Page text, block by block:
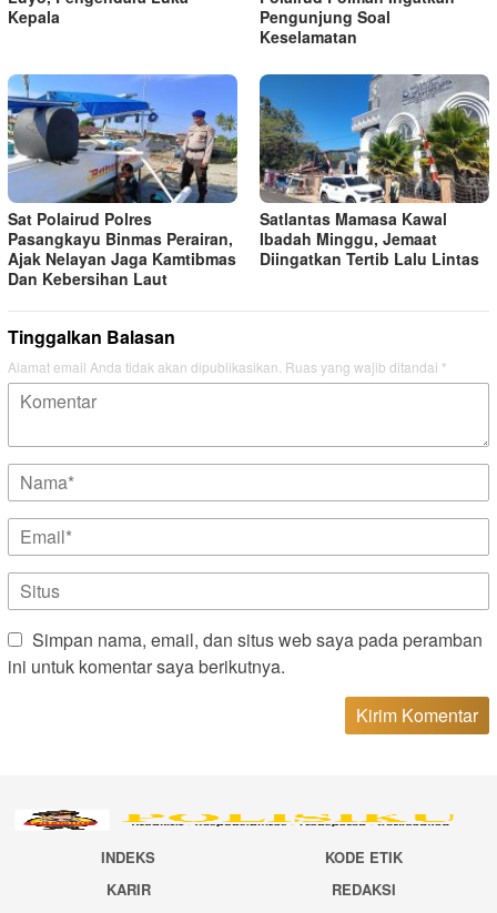
Kepala
Pengunjung Soal
Keselamatan
Sat Polairud Polres
Pasangkayu Binmas Perairan,
Ajak Nelayan Jaga Kamtibmas
Dan Kebersihan Laut
Satlantas Mamasa Kawal
Ibadah Minggu, Jemaat
Diingatkan Tertib Lalu Lintas
Tinggalkan Balasan
Alamat email Anda tidak akan dipublikasikan. Ruas yang wajib ditandai *
Simpan nama, email, dan situs web saya pada peramban
ini untuk komentar saya berikutnya.
INDEKS
KODE ETIK
KARIR
REDAKSI